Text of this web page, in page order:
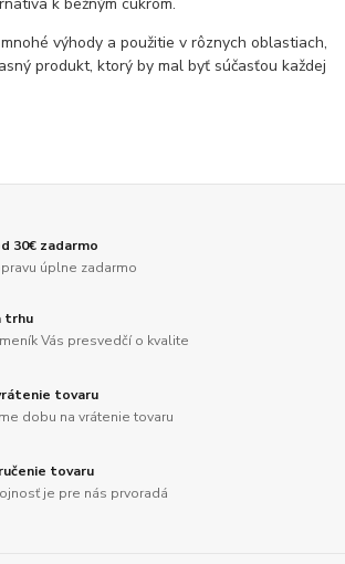
výhody a použitie v rôznych oblastiach,
produkt, ktorý by mal byť súčasťou každej
30€ zadarmo
úplne zadarmo
trhu
Vás presvedčí o kvalite
tovaru
dobu na vrátenie tovaru
tovaru
je pre nás prvoradá